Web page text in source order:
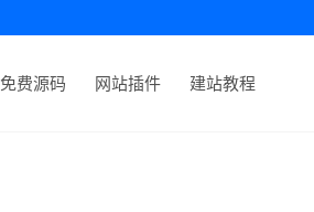
免费源码 网站插件 建站教程